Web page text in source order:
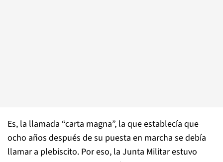
Es, la llamada “carta magna”, la que establecía que
ocho años después de su puesta en marcha se debía
llamar a plebiscito. Por eso, la Junta Militar estuvo